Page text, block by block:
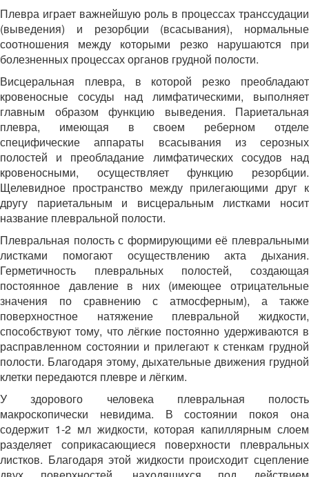
Плевра играет важнейшую роль в процессах транссудации
(выведения) и резорбции (всасывания), нормальные
соотношения между которыми резко нарушаются при
болезненных процессах органов грудной полости.
Висцеральная плевра, в которой резко преобладают
кровеносные сосуды над лимфатическими, выполняет
главным образом функцию выведения. Париетальная
плевра, имеющая в своем реберном отделе
специфические аппараты всасывания из серозных
полостей и преобладание лимфатических сосудов над
кровеносными, осуществляет функцию резорбции.
Щелевидное пространство между прилегающими друг к
другу париетальным и висцеральным листками носит
название плевральной полости.
Плевральная полость с формирующими её плевральными
листками помогают осуществлению акта дыхания.
Герметичность плевральных полостей, создающая
постоянное давление в них (имеющее отрицательные
значения по сравнению с атмосферным), а также
поверхностное натяжение плевральной жидкости,
способствуют тому, что лёгкие постоянно удерживаются в
расправленном состоянии и прилегают к стенкам грудной
полости. Благодаря этому, дыхательные движения грудной
клетки передаются плевре и лёгким.
У здорового человека плевральная полость
макроскопически невидима. В состоянии покоя она
содержит 1-2 мл жидкости, которая капиллярным слоем
разделяет соприкасающиеся поверхности плевральных
листков. Благодаря этой жидкости происходит сцепление